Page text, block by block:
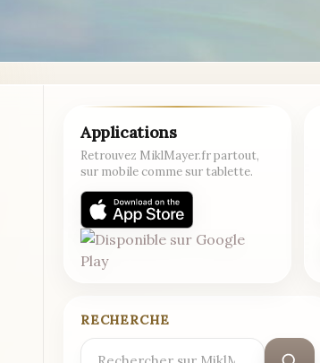
Applications
Retrouvez MiklMayer.fr partout,
sur mobile comme sur tablette.
RECHERCHE
Rechercher